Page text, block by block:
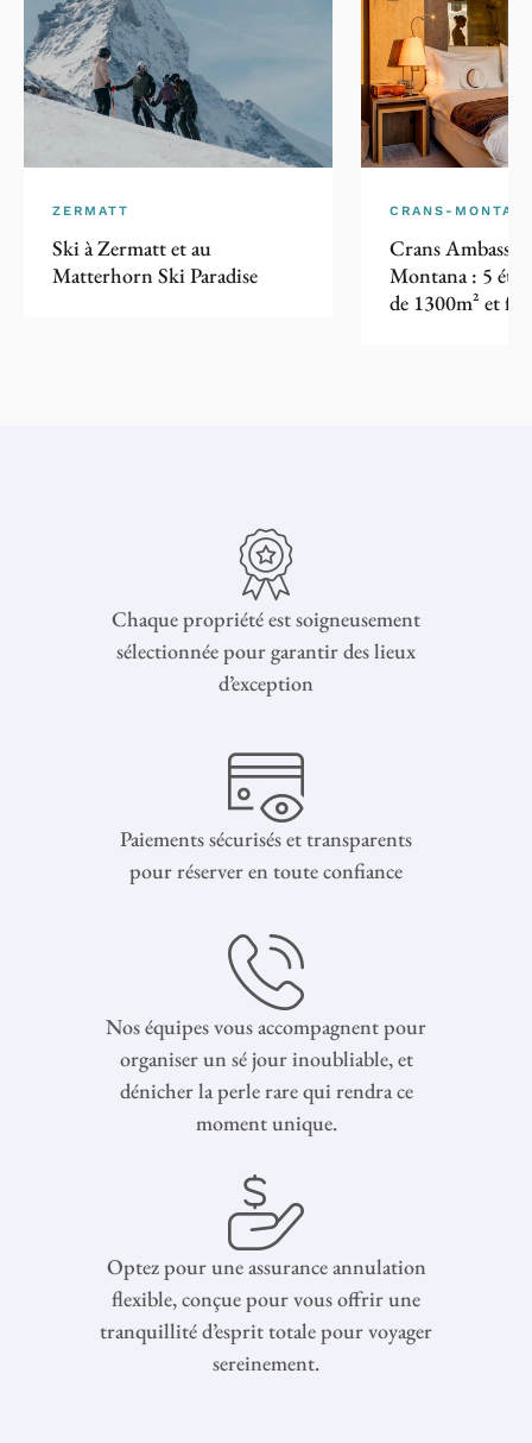
ZERMATT
Ski à Zermatt et au
Matterhorn Ski Paradise
CRANS-
Crans
Montana : 5
de 1300m² et
Chaque propriété est soigneusement
sélectionnée pour garantir des lieux
d’exception
Paiements sécurisés et transparents
pour réserver en toute confiance
Nos équipes vous accompagnent pour
organiser un sé jour inoubliable, et
dénicher la perle rare qui rendra ce
moment unique.
Optez pour une assurance annulation
flexible, conçue pour vous offrir une
tranquillité d’esprit totale pour voyager
sereinement.